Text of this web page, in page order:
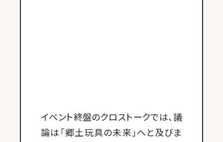
イベント終盤のクロストークでは、議
論は「郷土玩具の未来」へと及びま